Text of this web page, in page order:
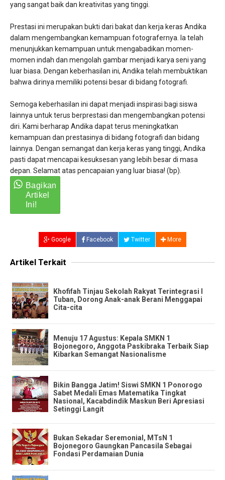
yang sangat baik dan kreativitas yang tinggi.
Prestasi ini merupakan bukti dari bakat dan kerja keras Andika
dalam mengembangkan kemampuan fotografernya. Ia telah
menunjukkan kemampuan untuk mengabadikan momen-
momen indah dan mengolah gambar menjadi karya seni yang
luar biasa. Dengan keberhasilan ini, Andika telah membuktikan
bahwa dirinya memiliki potensi besar di bidang fotografi.
Semoga keberhasilan ini dapat menjadi inspirasi bagi siswa
lainnya untuk terus berprestasi dan mengembangkan potensi
diri. Kami berharap Andika dapat terus meningkatkan
kemampuan dan prestasinya di bidang fotografi dan bidang
lainnya. Dengan semangat dan kerja keras yang tinggi, Andika
pasti dapat mencapai kesuksesan yang lebih besar di masa
depan. Selamat atas pencapaian yang luar biasa! (bp).
Google Facebook Twitter More
Artikel Terkait
Khofifah Tinjau Sekolah Rakyat Terintegrasi I
Tuban, Dorong Anak-anak Berani Menggapai
Cita-cita
​Menuju 17 Agustus: Kepala SMKN 1
Bojonegoro, Anggota Paskibraka Terbaik Siap
Kibarkan Semangat Nasionalisme
​Bikin Bangga Jatim! Siswi SMKN 1 Ponorogo
Sabet Medali Emas Matematika Tingkat
Nasional, Kacabdindik Maskun Beri Apresiasi
Setinggi Langit
​Bukan Sekadar Seremonial, MTsN 1
Bojonegoro Gaungkan Pancasila Sebagai
Fondasi Perdamaian Dunia